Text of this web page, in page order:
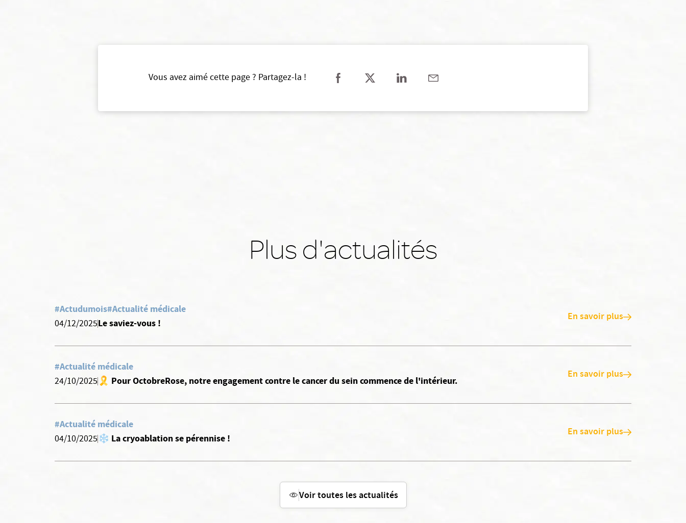
Vous avez aimé cette page ? Partagez-la !
Plus d'actualités
#Actudumois#Actualité médicale
04/12/2025Le saviez-vous ! En savoir plus
#Actualité médicale
24/10/2025 🎗️ Pour OctobreRose, notre engagement contre le cancer du sein commence de l'intérieur. En savoir plus
#Actualité médicale
04/10/2025 ❄️ La cryoablation se pérennise ! En savoir plus
Voir toutes les actualités